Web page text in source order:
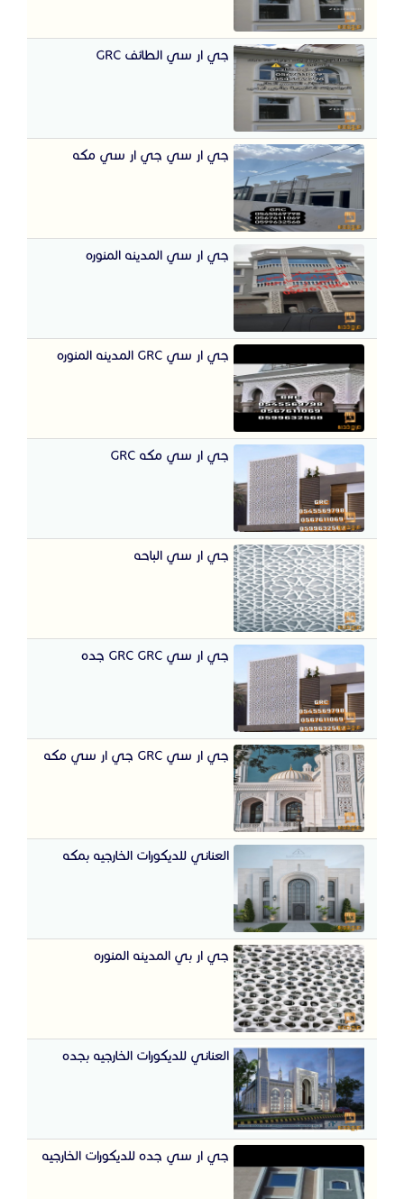
جي ار سي الطائف GRC
جي ار سي جي ار سي مكه
جي ار سي المدينه المنوره
جي ار سي GRC المدينه المنوره
جي ار سي مكه GRC
جي ار سي الباحه
جي ار سي GRC GRC جده
جي ار سي GRC جي ار سي مكه
العناني للديكورات الخارجيه بمكه
جي ار بي المدينه المنوره
العناني للديكورات الخارجيه بجده
جي ار سي جده للديكورات الخارجيه